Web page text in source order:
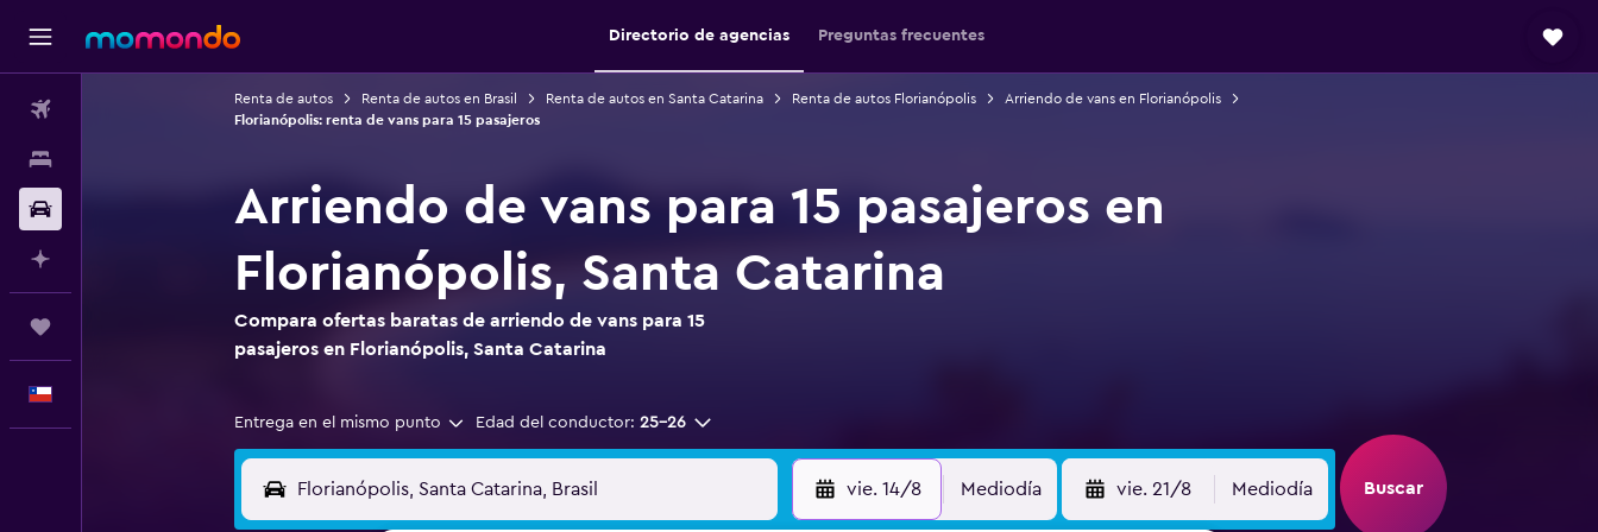
Directorio de agencias Preguntas frecuentes
Renta de autos Renta de autos en Brasil Renta de autos en Santa Catarina Renta de autos Florianópolis
Arriendo de vans en Florianópolis
Florianópolis: renta de vans para 15 pasajeros
Arriendo de vans para 15 pasajeros en
Florianópolis, Santa Catarina
Compara ofertas baratas de arriendo de vans para 15
pasajeros en Florianópolis, Santa Catarina
Entrega en el mismo punto Edad del conductor: 25-26
vie. 14/8 Mediodía vie. 21/8 Mediodía Buscar